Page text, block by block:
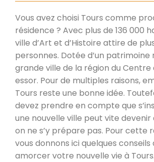
Vous avez choisi Tours comme
résidence ? Avec plus de 136 000
ville d’Art et d’Histoire attire de
personnes. Dotée d’un patrimoine
grande ville de la région du Centre
essor. Pour de multiples raisons,
Tours reste une bonne idée.
devez prendre en compte que
une nouvelle ville peut vite devenir
on ne s’y prépare pas. Pour cette
vous donnons ici quelques conseils
amorcer votre nouvelle vie à Tours.